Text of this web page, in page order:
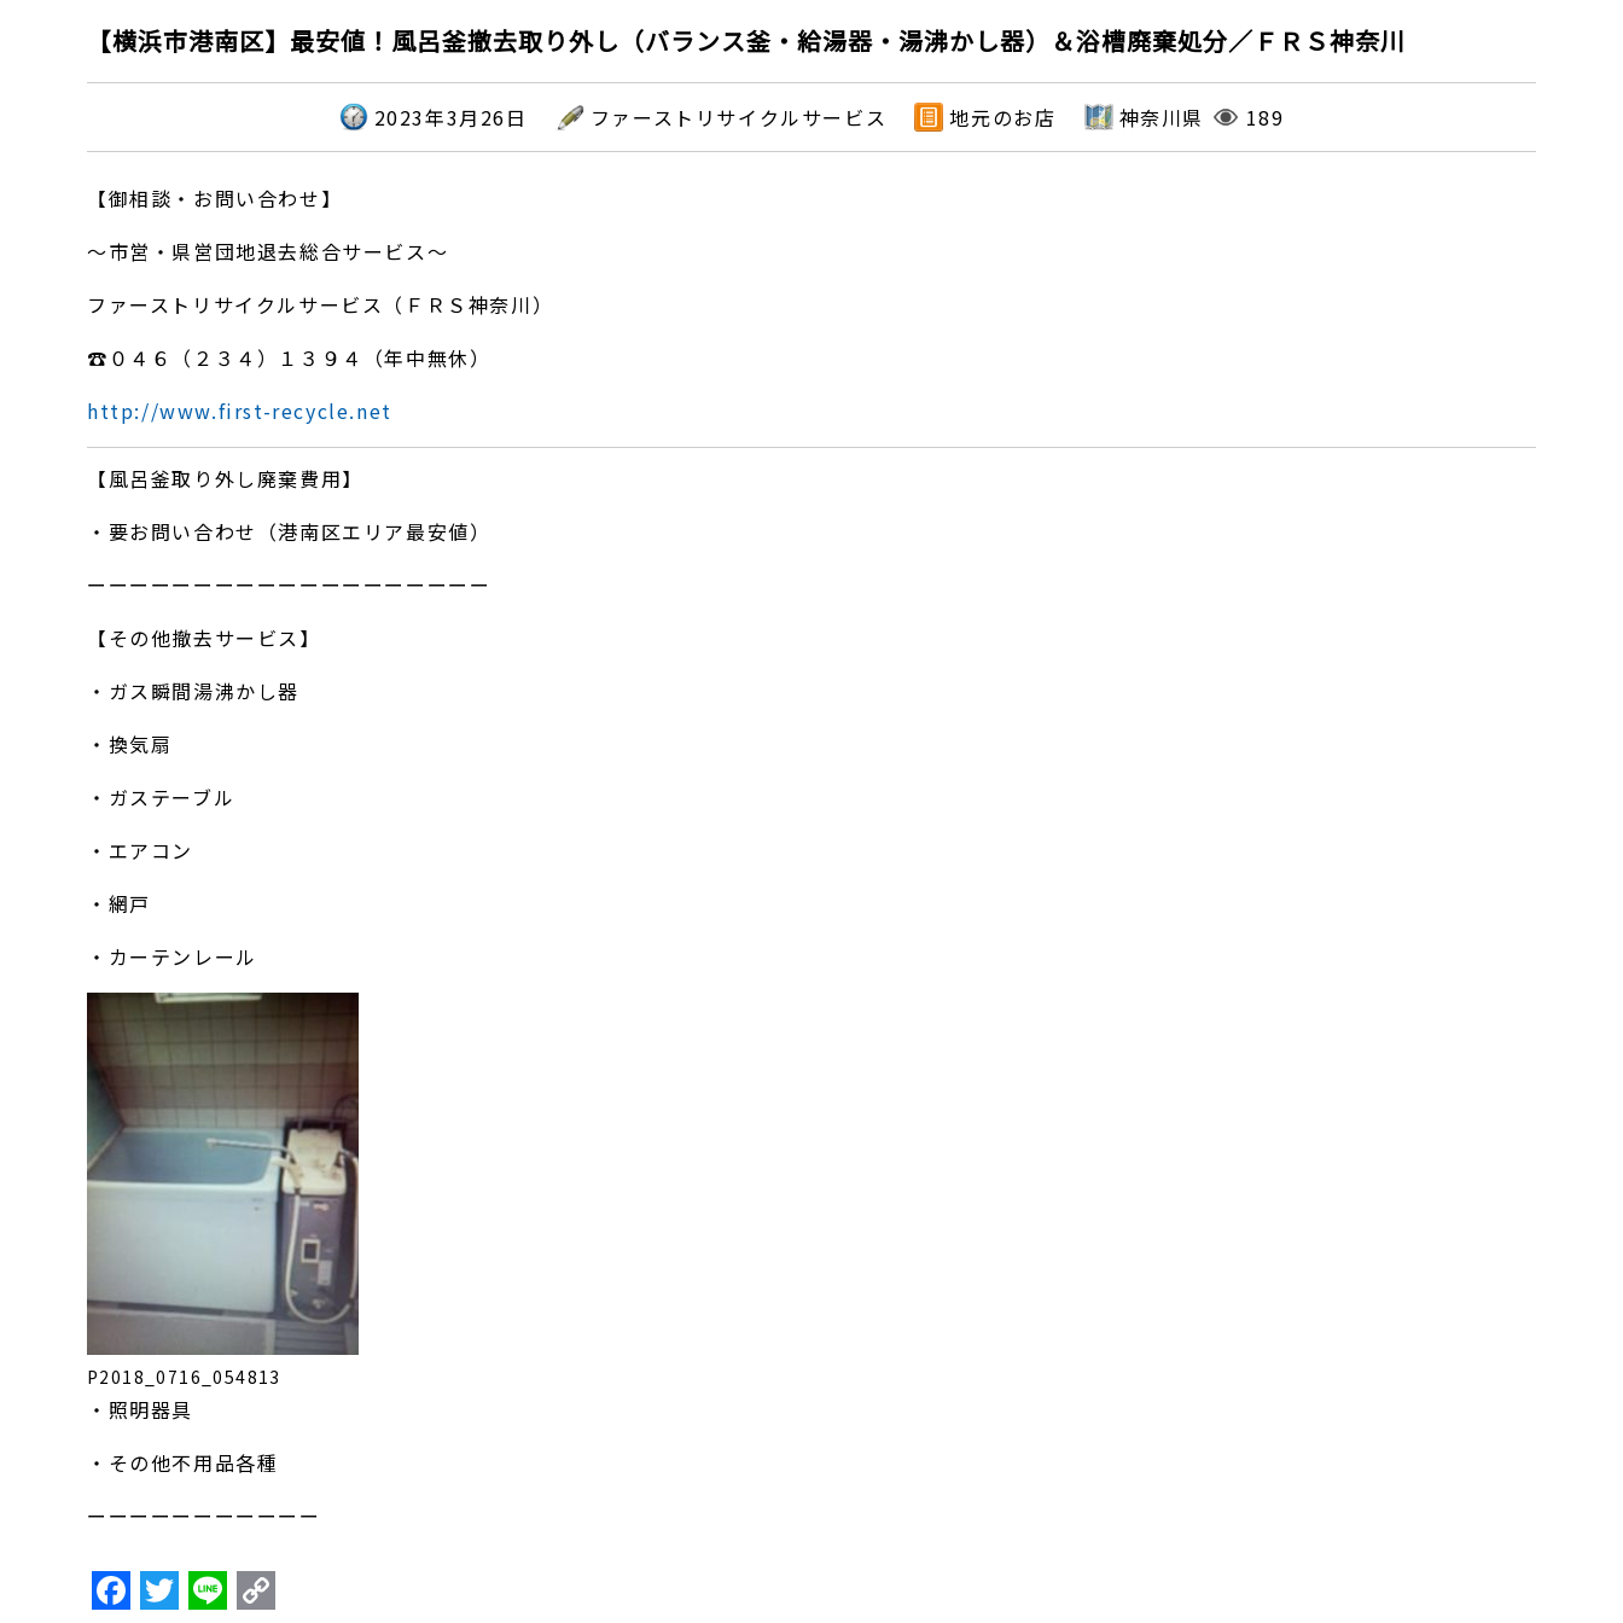
【横浜市港南区】最安値！風呂釜撤去取り外し（バランス釜・給湯器・湯沸かし器）＆浴槽廃棄処分／ＦＲＳ神奈川
2023年3月26日 ファーストリサイクルサービス 地元のお店 神奈川県 189
【御相談・お問い合わせ】
～市営・県営団地退去総合サービス～
ファーストリサイクルサービス（ＦＲＳ神奈川）
☎０４６（２３４）１３９４（年中無休）
http://www.first-recycle.net
【風呂釜取り外し廃棄費用】
・要お問い合わせ（港南区エリア最安値）
ーーーーーーーーーーーーーーーーーーー
【その他撤去サービス】
・ガス瞬間湯沸かし器
・換気扇
・ガステーブル
・エアコン
・網戸
・カーテンレール
P2018_0716_054813
・照明器具
・その他不用品各種
ーーーーーーーーーーー
F T Li